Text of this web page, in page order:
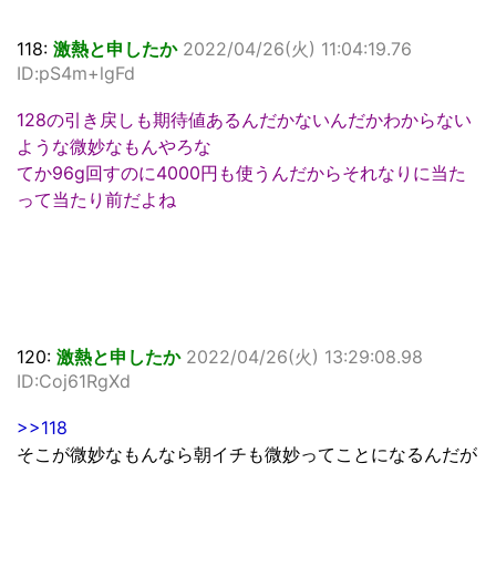
118: 激熱と申したか 2022/04/26(火) 11:04:19.76
ID:pS4m+lgFd
128の引き戻しも期待値あるんだかないんだかわからない
ような微妙なもんやろな
てか96g回すのに4000円も使うんだからそれなりに当た
って当たり前だよね
120: 激熱と申したか 2022/04/26(火) 13:29:08.98
ID:Coj61RgXd
>>118
そこが微妙なもんなら朝イチも微妙ってことになるんだが